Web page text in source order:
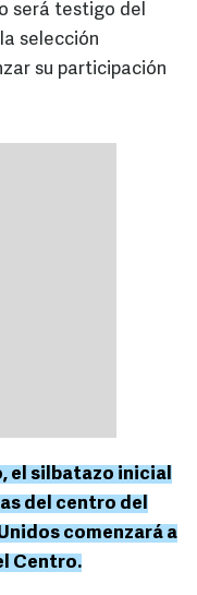
será testigo del
selección
su participación
el silbatazo inicial
del centro del
comenzará a
Centro.